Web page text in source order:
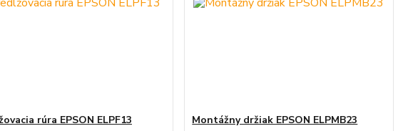
rúra EPSON ELPF13 Montážny držiak EPSON ELPMB23